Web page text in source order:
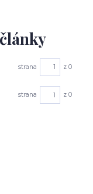
strana z 0
strana z 0